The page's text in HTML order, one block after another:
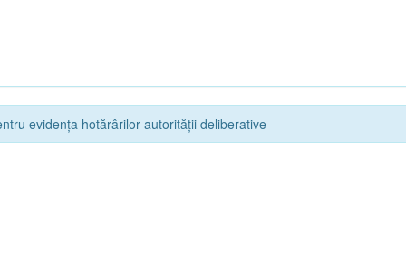
evidența hotărârilor autorității deliberative